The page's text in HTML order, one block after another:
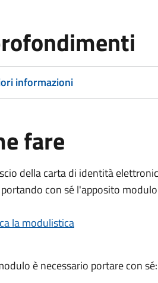
informazioni
fare
della carta di identità
con sé l'apposito
la modulistica
è necessario portare con sé: